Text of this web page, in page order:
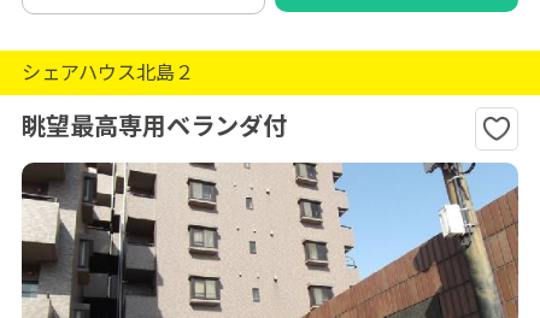
シェアハウス北島２
眺望最高専用ベランダ付